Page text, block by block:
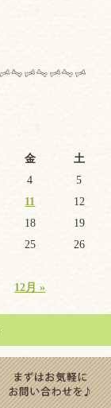
金 土
12月 »
4
5
11
12
18
19
25
26